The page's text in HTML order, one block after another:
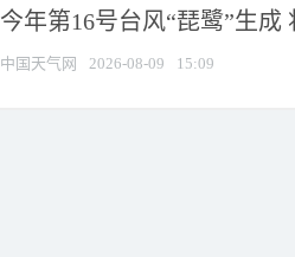
今年第16号台风“琵鹭”生
中国天气网 2026-08-09 15:09